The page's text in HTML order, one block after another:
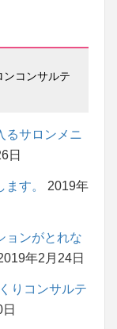
コンサルテ
るサロンメニ
日
す。
2019年
ョンがとれな
年2月24日
りコンサルテ